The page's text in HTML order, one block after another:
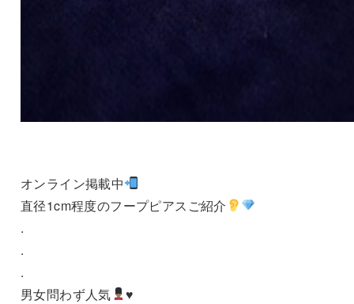
オンライン掲載中
直径1cm程度のフープピアスご紹介
.
.
.
男女問わず人気
♥️